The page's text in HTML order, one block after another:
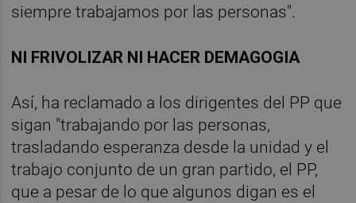
siempre trabajamos por las personas".
NI FRIVOLIZAR NI HACER DEMAGOGIA
Así, ha reclamado a los dirigentes del PP que
sigan "trabajando por las personas,
trasladando esperanza desde la unidad y el
trabajo conjunto de un gran partido, el PP,
que a pesar de lo que algunos digan es el